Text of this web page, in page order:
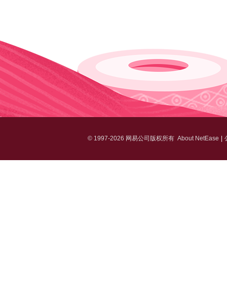
©1997-2026 网易公司版权所有 About NetEase